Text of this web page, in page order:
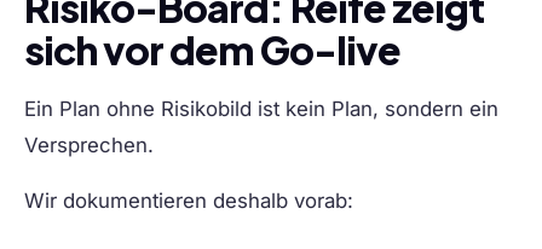
sich vor dem Go-live
Ein Plan ohne Risikobild ist kein Plan, sondern ein
Versprechen.
Wir dokumentieren deshalb vorab: